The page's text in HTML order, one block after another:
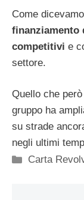
Come
finanziamento
competitivi e
settore.
Quello che
gruppo ha
su strade
negli ultimi
Categorie
Carta